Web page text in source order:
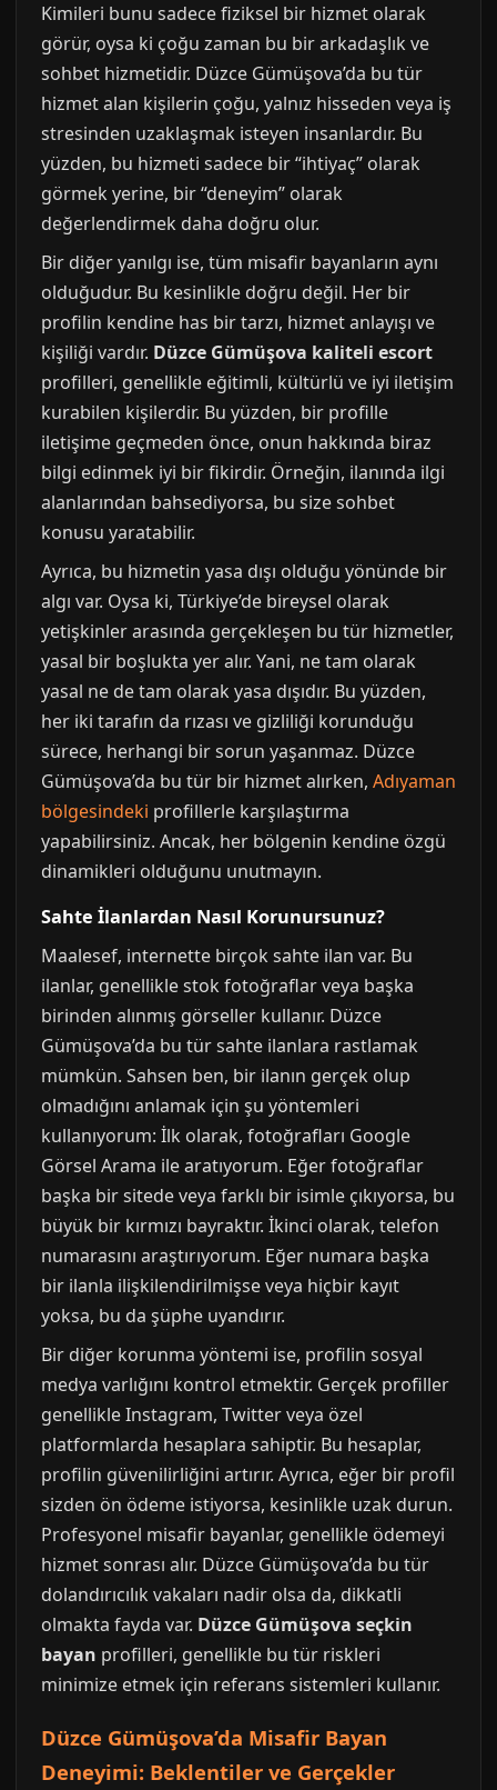
Kimileri bunu sadece fiziksel bir hizmet olarak
görür, oysa ki çoğu zaman bu bir arkadaşlık ve
sohbet hizmetidir. Düzce Gümüşova’da bu tür
hizmet alan kişilerin çoğu, yalnız hisseden veya iş
stresinden uzaklaşmak isteyen insanlardır. Bu
yüzden, bu hizmeti sadece bir “ihtiyaç” olarak
görmek yerine, bir “deneyim” olarak
değerlendirmek daha doğru olur.
Bir diğer yanılgı ise, tüm misafir bayanların aynı
olduğudur. Bu kesinlikle doğru değil. Her bir
profilin kendine has bir tarzı, hizmet anlayışı ve
kişiliği vardır. Düzce Gümüşova kaliteli escort
profilleri, genellikle eğitimli, kültürlü ve iyi iletişim
kurabilen kişilerdir. Bu yüzden, bir profille
iletişime geçmeden önce, onun hakkında biraz
bilgi edinmek iyi bir fikirdir. Örneğin, ilanında ilgi
alanlarından bahsediyorsa, bu size sohbet
konusu yaratabilir.
Ayrıca, bu hizmetin yasa dışı olduğu yönünde bir
algı var. Oysa ki, Türkiye’de bireysel olarak
yetişkinler arasında gerçekleşen bu tür hizmetler,
yasal bir boşlukta yer alır. Yani, ne tam olarak
yasal ne de tam olarak yasa dışıdır. Bu yüzden,
her iki tarafın da rızası ve gizliliği korunduğu
sürece, herhangi bir sorun yaşanmaz. Düzce
Gümüşova’da bu tür bir hizmet alırken, Adıyaman
bölgesindeki profillerle karşılaştırma
yapabilirsiniz. Ancak, her bölgenin kendine özgü
dinamikleri olduğunu unutmayın.
Sahte İlanlardan Nasıl Korunursunuz?
Maalesef, internette birçok sahte ilan var. Bu
ilanlar, genellikle stok fotoğraflar veya başka
birinden alınmış görseller kullanır. Düzce
Gümüşova’da bu tür sahte ilanlara rastlamak
mümkün. Sahsen ben, bir ilanın gerçek olup
olmadığını anlamak için şu yöntemleri
kullanıyorum: İlk olarak, fotoğrafları Google
Görsel Arama ile aratıyorum. Eğer fotoğraflar
başka bir sitede veya farklı bir isimle çıkıyorsa, bu
büyük bir kırmızı bayraktır. İkinci olarak, telefon
numarasını araştırıyorum. Eğer numara başka
bir ilanla ilişkilendirilmişse veya hiçbir kayıt
yoksa, bu da şüphe uyandırır.
Bir diğer korunma yöntemi ise, profilin sosyal
medya varlığını kontrol etmektir. Gerçek profiller
genellikle Instagram, Twitter veya özel
platformlarda hesaplara sahiptir. Bu hesaplar,
profilin güvenilirliğini artırır. Ayrıca, eğer bir profil
sizden ön ödeme istiyorsa, kesinlikle uzak durun.
Profesyonel misafir bayanlar, genellikle ödemeyi
hizmet sonrası alır. Düzce Gümüşova’da bu tür
dolandırıcılık vakaları nadir olsa da, dikkatli
olmakta fayda var. Düzce Gümüşova seçkin
bayan profilleri, genellikle bu tür riskleri
minimize etmek için referans sistemleri kullanır.
Düzce Gümüşova’da Misafir Bayan
Deneyimi: Beklentiler ve Gerçekler